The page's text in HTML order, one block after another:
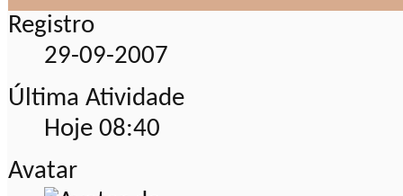
Registro
29-09-2007
Última Atividade
Hoje 08:40
Avatar